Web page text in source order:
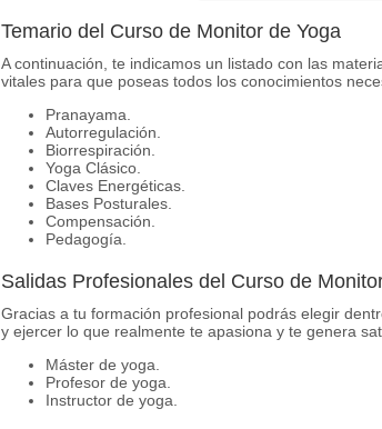
Temario del Curso de Monitor de Yoga
A continuación, te indicamos un listado con las
vitales para que poseas todos los conocimientos
Pranayama.
Autorregulación.
Biorrespiración.
Yoga Clásico.
Claves Energéticas.
Bases Posturales.
Compensación.
Pedagogía.
Salidas Profesionales del Curso de
Gracias a tu formación profesional podrás elegir
y ejercer lo que realmente te apasiona y te genera
Máster de yoga.
Profesor de yoga.
Instructor de yoga.